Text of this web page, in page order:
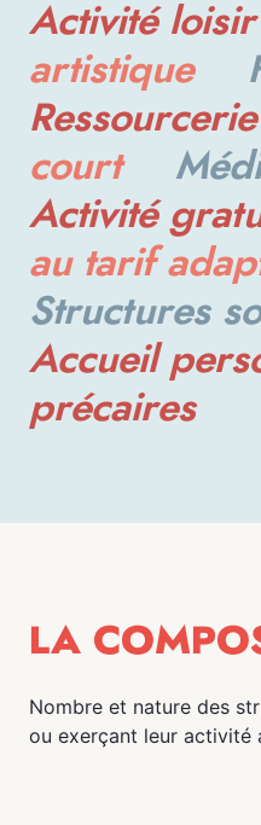
Activité loisir
artistique
Ressourcerie
court
Activité
au tarif
Structures
Accueil
précaires
LA
Nombre et nature des
ou exerçant leur activité